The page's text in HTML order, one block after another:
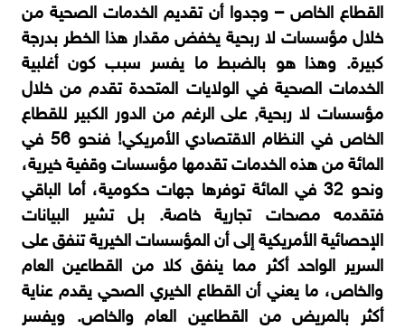
القطاع الخاص – وجدوا أن تقديم الخدمات الصحية من
خلال مؤسسات لا ربحية يخفض مقدار هذا الخطر بدرجة
كبيرة. وهذا هو بالضبط ما يفسر سبب كون أغلبية
الخدمات الصحية في الولايات المتحدة تقدم من خلال
مؤسسات لا ربحية, على الرغم من الدور الكبير للقطاع
الخاص في النظام الاقتصادي الأمريكي! فنحو 56 في
المائة من هذه الخدمات تقدمها مؤسسات وقفية خيرية،
ونحو 32 في المائة توفرها جهات حكومية، أما الباقي
فتقدمه مصحات تجارية خاصة. بل تشير البيانات
الإحصائية الأمريكية إلى أن المؤسسات الخيرية تنفق على
السرير الواحد أكثر مما ينفق كلا من القطاعين العام
والخاص، ما يعني أن القطاع الخيري الصحي يقدم عناية
أكثر بالمريض من القطاعين العام والخاص. ويفسر